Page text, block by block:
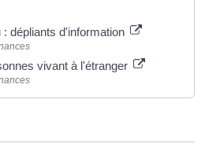
dépliants d'information
vivant à l'étranger